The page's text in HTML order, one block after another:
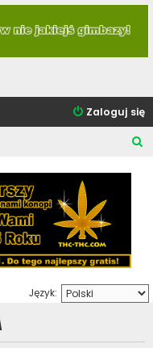
Zaloguj się
Język: